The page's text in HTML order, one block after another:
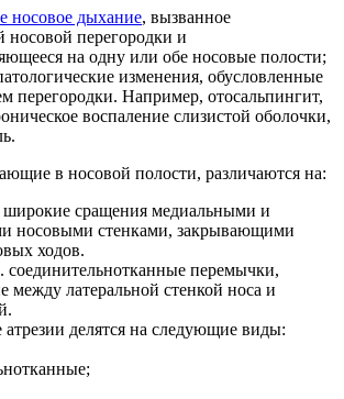
носовое дыхание, вызванное
носовой перегородки и
на одну или обе носовые полости;
изменения, обусловленные
перегородки. Например, отосальпингит,
воспаление слизистой оболочки,
в носовой полости, различаются на:
широкие сращения медиальными и
носовыми стенками, закрывающими
ходов.
соединительнотканные перемычки,
между латеральной стенкой носа и
делятся на следующие виды: